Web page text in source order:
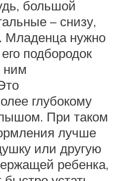
большой
– снизу,
Младенца нужно
подбородок
ним
глубокому
При таком
лучше
или другую
ребенка,